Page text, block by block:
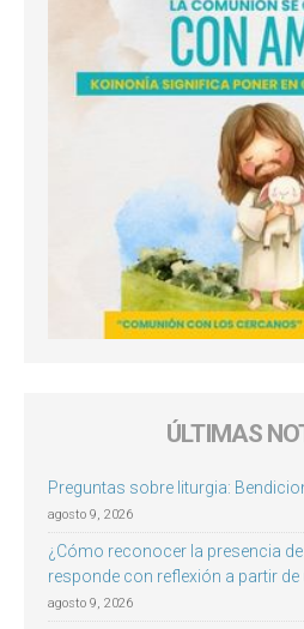
ÚLTIMAS
Preguntas sobre liturgia:
agosto 9, 2026
¿Cómo reconocer la presencia de
responde con reflexión a partir de
agosto 9, 2026